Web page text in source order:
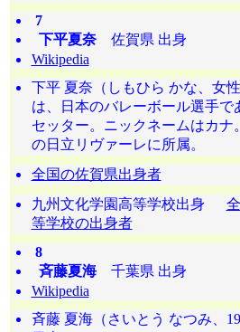
7
下平夏奈佐賀県 出身
Wikipedia
下平 夏奈（しもひら かな、女性
は、日本のバレーボール選手で
セッター。ニックネームはカナ
の日立リヴァーレに所属。
全国の佐賀県出身者
九州文化学園高等学校出身
等学校の出身者
8
斉藤夏海千葉県 出身
Wikipedia
斉藤 夏海（さいとう なつみ、